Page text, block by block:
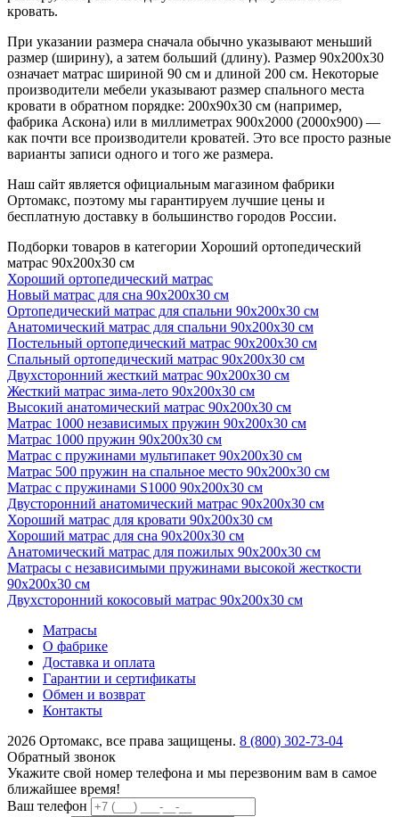
кровать.
При указании размера сначала обычно указывают меньший
размер (ширину), а затем больший (длину). Размер 90х200х30
означает матрас шириной 90 см и длиной 200 см. Некоторые
производители мебели указывают размер спального места
кровати в обратном порядке: 200х90х30 см (например,
фабрика Аскона) или в миллиметрах 900х2000 (2000х900) —
как почти все производители кроватей. Это все просто разные
варианты записи одного и того же размера.
Наш сайт является официальным магазином фабрики
Ортомакс, поэтому мы гарантируем лучшие цены и
бесплатную доставку в большинство городов России.
Подборки товаров в категории Хороший ортопедический
матрас 90х200х30 см
Хороший ортопедический матрас
Новый матрас для сна 90х200х30 см
Ортопедический матрас для спальни 90х200х30 см
Анатомический матрас для спальни 90х200х30 см
Постельный ортопедический матрас 90х200х30 см
Спальный ортопедический матрас 90х200х30 см
Двухсторонний жесткий матрас 90х200х30 см
Жесткий матрас зима-лето 90х200х30 см
Высокий анатомический матрас 90х200х30 см
Матрас 1000 независимых пружин 90х200х30 см
Матрас 1000 пружин 90х200х30 см
Матрас с пружинами мультипакет 90х200х30 см
Матрас 500 пружин на спальное место 90х200х30 см
Матрас с пружинами S1000 90х200х30 см
Двусторонний анатомический матрас 90х200х30 см
Хороший матрас для кровати 90х200х30 см
Хороший матрас для сна 90х200х30 см
Анатомический матрас для пожилых 90х200х30 см
Матрасы с независимыми пружинами высокой жесткости
90х200х30 см
Двухсторонний кокосовый матрас 90х200х30 см
Матрасы
О фабрике
Доставка и оплата
Гарантии и сертификаты
Обмен и возврат
Контакты
2026 Ортомакс, все права защищены. 8 (800) 302-73-04
Обратный звонок
Укажите свой номер телефона и мы перезвоним вам в самое
ближайшее время!
Ваш телефон